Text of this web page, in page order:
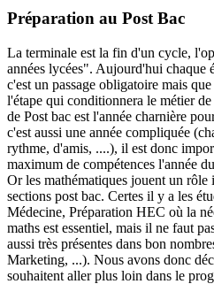
Préparation au Post Bac
La terminale est la fin d'un cycle,
années lycées". Aujourd'hui chaque
c'est un passage obligatoire mais
l'étape qui conditionnera le métier
de Post bac est l'année charnière
c'est aussi une année compliquée
rythme, d'amis, ....), il est donc
maximum de compétences l'année
Or les mathématiques jouent un
sections post bac. Certes il y a les
Médecine, Préparation HEC où la
maths est essentiel, mais il ne faut
aussi très présentes dans bon
Marketing, ...). Nous avons donc
souhaitent aller plus loin dans le